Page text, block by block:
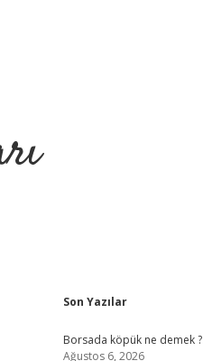
Sidebar
Son Yazılar
Borsada köpük ne demek ?
Ağustos 6, 2026
girişilbet giriş yap